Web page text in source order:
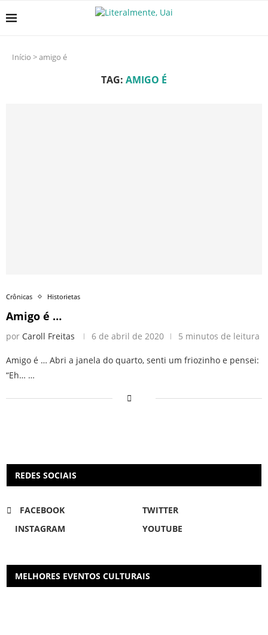
Início >amigo é
TAG: AMIGO É
Crônicas Historietas
Amigo é …
por Caroll Freitas 6 de abril de 2020 5 minutos de leitura
Amigo é … Abri a janela do quarto, senti um friozinho e pensei:
“Eh… …
REDES SOCIAIS
FACEBOOK
TWITTER
INSTAGRAM
YOUTUBE
MELHORES EVENTOS CULTURAIS